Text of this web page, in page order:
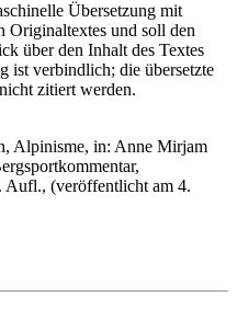
Übersetzung mit
Originaltextes und soll den
über den Inhalt des Textes
ist verbindlich; die übersetzte
zitiert werden.
Alpinisme, in: Anne Mirjam
Aufl., (veröffentlicht am 4.